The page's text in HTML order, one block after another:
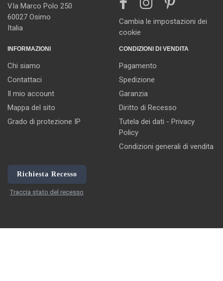
VIa Marco Polo 250
60027 Osimo
Italia
Cambia le impostazioni dei
cookie
INFORMAZIONI
Chi siamo
Contattaci
Il mio account
Mappa del sito
Grado di protezione IP
CONDIZIONI DI VENDITA
Pagamento
Spedizione
Garanzia
Diritto di Recesso
Tutela dei dati - Privacy
Policy
Condizioni generali di vendita
Richiesta Recesso
Traccia stato del recesso